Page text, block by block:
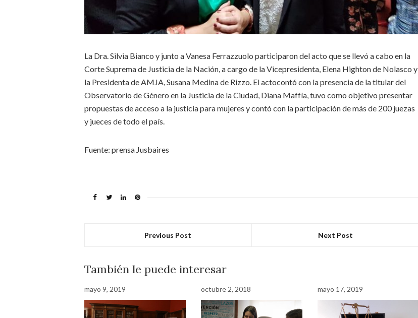
La Dra. Silvia Bianco y junto a Vanesa Ferrazzuolo participaron del acto que se llevó a cabo en la
Corte Suprema de Justicia de la Nación, a cargo de la Vicepresidenta, Elena Highton de Nolasco y
la Presidenta de AMJA, Susana Medina de Rizzo. El actocontó con la presencia de la titular del
Observatorio de Género en la Justicia de la Ciudad, Diana Maffía, tuvo como objetivo presentar
propuestas de acceso a la justicia para mujeres y contó con la participación de más de 200 juezas
y jueces de todo el país.
Fuente: prensa Jusbaires
Previous Post Next Post
También le puede interesar
mayo 9, 2019 octubre 2, 2018 mayo 17, 2019